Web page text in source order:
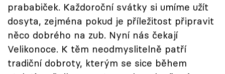
Sledujte nás
prababiček. Každoroční svátky si umíme užít
dosyta, zejména pokud je příležitost připravit
něco dobrého na zub. Nyní nás čekají
Velikonoce. K těm neodmyslitelně patří
tradiční dobroty, kterým se sice během